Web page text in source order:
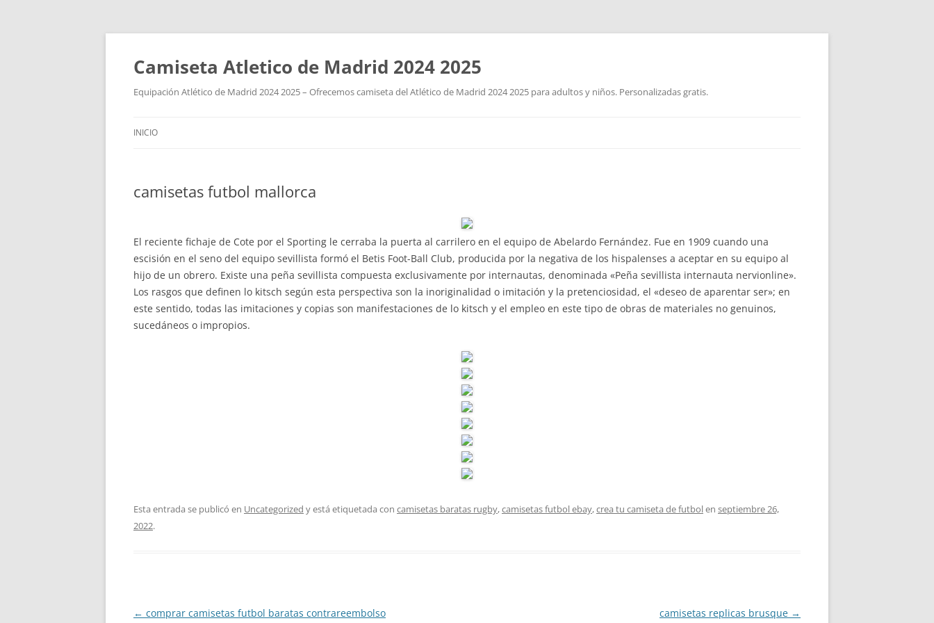
Camiseta Atletico de Madrid 2024 2025
Equipación Atlético de Madrid 2024 2025 – Ofrecemos camiseta del Atlético de Madrid 2024 2025 para adultos y niños. Personalizadas gratis.
INICIO
camisetas futbol mallorca
El reciente fichaje de Cote por el Sporting le cerraba la puerta al carrilero en el equipo de Abelardo Fernández. Fue en 1909 cuando una
escisión en el seno del equipo sevillista formó el Betis Foot-Ball Club, producida por la negativa de los hispalenses a aceptar en su equipo al
hijo de un obrero. Existe una peña sevillista compuesta exclusivamente por internautas, denominada «Peña sevillista internauta nervionline».
Los rasgos que definen lo kitsch según esta perspectiva son la inoriginalidad o imitación y la pretenciosidad, el «deseo de aparentar ser»; en
este sentido, todas las imitaciones y copias son manifestaciones de lo kitsch y el empleo en este tipo de obras de materiales no genuinos,
sucedáneos o impropios.
Esta entrada se publicó en Uncategorized y está etiquetada con camisetas baratas rugby,camisetas futbol ebay,crea tu camiseta de futbolen septiembre 26,
2022.
Navegación
← comprar camisetas futbol baratas contrareembolso camisetas replicas brusque →